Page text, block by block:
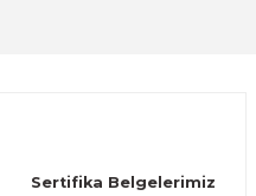
olmalı.
Sertifika Belgelerimiz